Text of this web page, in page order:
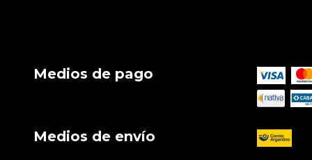
Medios de pago
Medios de envío